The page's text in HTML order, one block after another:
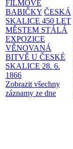
FILMOVÉ
BABIČKY ČESKÁ
SKALICE 450 LET
MĚSTEM STÁLÁ
EXPOZICE
VĚNOVANÁ
BITVĚ U ČESKÉ
SKALICE 28. 6.
1866
Zobrazit všechny
záznamy ze dne